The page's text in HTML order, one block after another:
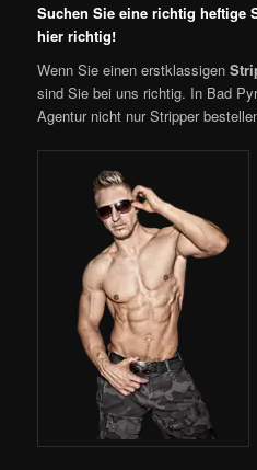
Suchen Sie eine richtig heftige
hier richtig!
Wenn Sie einen erstklassigen
sind Sie bei uns richtig. In Bad
Agentur nicht nur Stripper